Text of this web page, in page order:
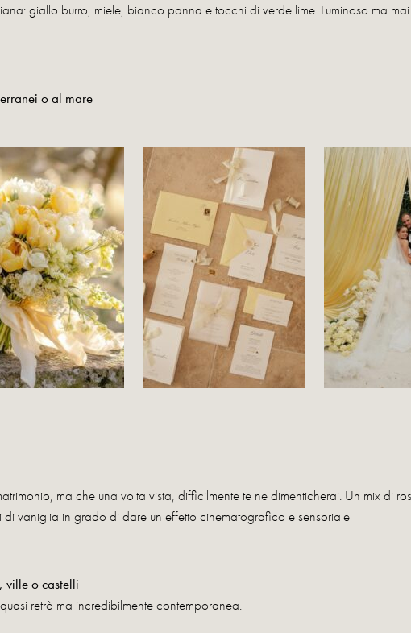
giallo burro, miele, bianco panna e tocchi di verde lime. Luminoso ma
o al mare
ma che una volta vista, difficilmente te ne dimenticherai. Un mix di
vaniglia in grado di dare un effetto cinematografico e sensoriale
ville o castelli
retrò ma incredibilmente contemporanea.